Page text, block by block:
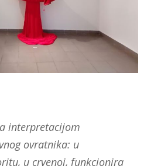
interpretacijom
ovratnika: u
u crvenoj, funkcionira